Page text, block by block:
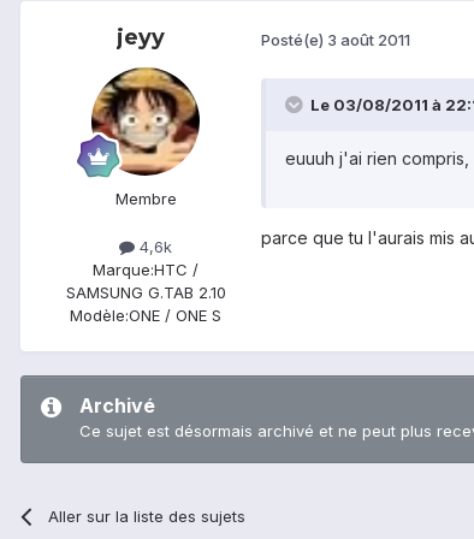
jeyy
Membre
4,6k
Marque:HTC /
SAMSUNG G.TAB 2.10
Modèle:ONE / ONE S
Posté(e) 3 août 2011
Le 03/08/2011 à
euuuh j'ai rien
parce que tu l'aurais mis
Archivé
Ce sujet est désormais archivé et ne peut plus
Aller sur la liste des sujets